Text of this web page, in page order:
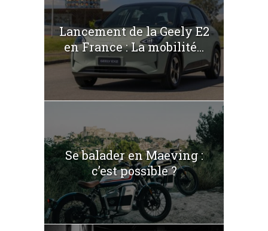
Lancement de la Geely E2
en France : La mobilité...
Se balader en Maeving :
c’est possible ?